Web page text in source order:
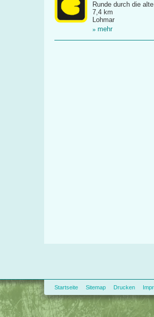
Runde durch die
7,4 km
Lohmar
mehr
Startseite
Sitemap Drucken